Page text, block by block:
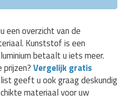
een overzicht van de
Kunststof is een
betaalt u iets meer.
Vergelijk gratis
geeft u ook graag deskundig
materiaal voor uw